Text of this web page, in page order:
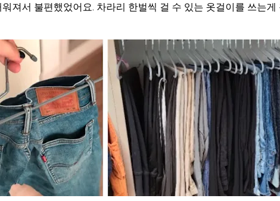
져서 불편했었어요. 차라리 한벌씩 걸 수 있는 옷걸이를 쓰는게